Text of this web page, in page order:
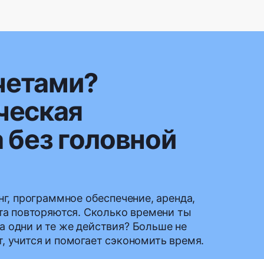
головной
программное обеспечение, аренда,
повторяются. Сколько времени ты
одни и те же действия? Больше не
учится и помогает сэкономить время.